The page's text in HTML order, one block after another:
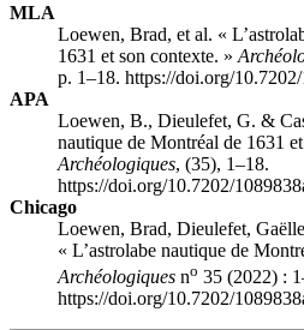
MLA
Loewen, Brad, et al. «
1631 et son contexte. »
p. 1–18. https://doi.org/
APA
Loewen, B., Dieulefet, G. &
nautique de Montréal de 1631
Archéologiques, (35), 1–18.
https://doi.org/10.7202/
Chicago
Loewen, Brad, Dieulefet,
« L’astrolabe nautique de
Archéologiques no 35 (2022) :
https://doi.org/10.7202/